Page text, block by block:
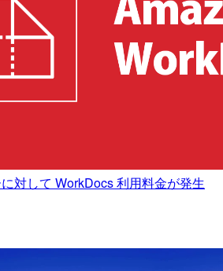
対して WorkDocs 利用料金が発生